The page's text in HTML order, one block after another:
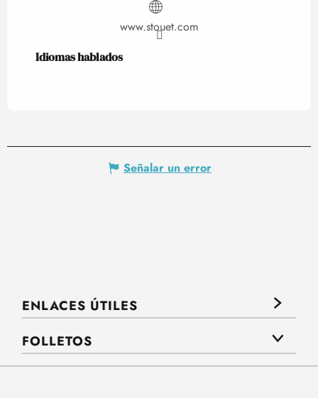
www.stouet.com
Idiomas hablados
Idiomas hablados
Señalar un error
ENLACES ÚTILES
FOLLETOS